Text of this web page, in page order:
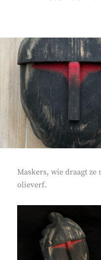
Maskers, wie draagt ze
olieverf.